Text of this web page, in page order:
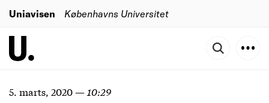
Uniavisen Københavns Universitet
5. marts, 2020— 10:29